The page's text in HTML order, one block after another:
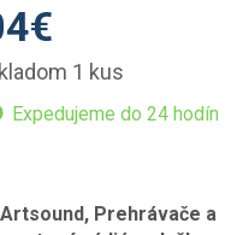
€
1 kus
Expedujeme do 24 hodín
Prehrávače a